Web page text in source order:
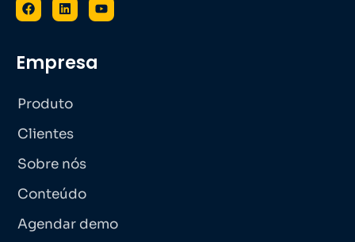
Empresa
Produto
Clientes
Sobre nós
Conteúdo
Agendar demo